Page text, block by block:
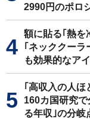
2990円のポロ
額に貼る｢熱を
｢ネッククー
も効果的なア
｢高収入の人
160カ国研究
る年収｣の分岐